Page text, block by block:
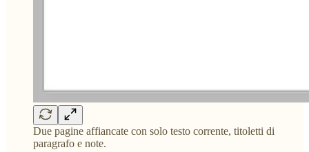
Due pagine affiancate con solo testo corrente, titoletti di
paragrafo e note.